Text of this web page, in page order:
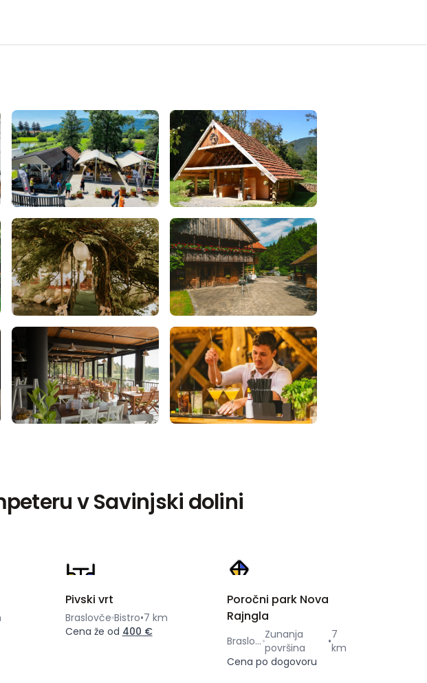
v Savinjski dolini
Pivski vrt
Braslovče Bistro•7 km
Cena že od 400 €
Poročni park Nova
Rajngla
Braslovče Zunanja
površina
•7
km
Cena po dogovoru